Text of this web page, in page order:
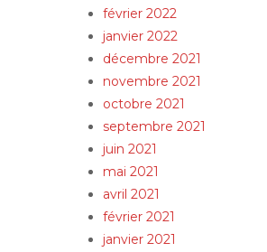
février 2022
janvier 2022
décembre 2021
novembre 2021
octobre 2021
septembre 2021
juin 2021
mai 2021
avril 2021
février 2021
janvier 2021